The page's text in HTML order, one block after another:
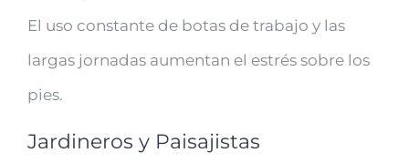
El uso constante de botas de trabajo y las
largas jornadas aumentan el estrés sobre los
pies.
Jardineros y Paisajistas